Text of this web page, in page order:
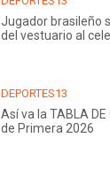
Jugador brasileño
del vestuario al
DEPORTES13
Así va la TABLA DE
de Primera 2026